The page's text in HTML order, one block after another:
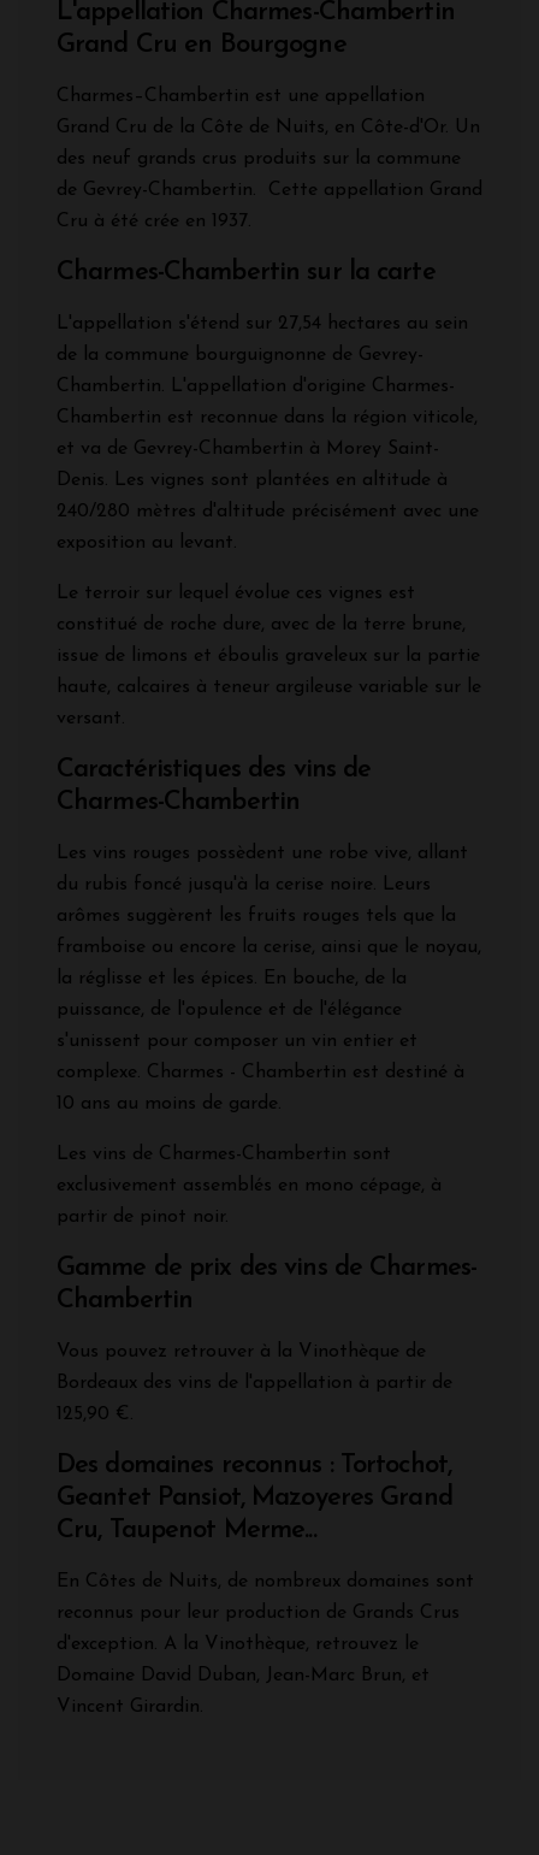
L'appellation Charmes-Chambertin
Grand Cru en Bourgogne
Charmes–Chambertin est une appellation
Grand Cru de la Côte de Nuits, en Côte-d'Or. Un
des neuf grands crus produits sur la commune
de Gevrey-Chambertin. Cette appellation Grand
Cru à été crée en 1937.
Charmes-Chambertin sur la carte
L'appellation s'étend sur 27,54 hectares au sein
de la commune bourguignonne de Gevrey-
Chambertin. L'appellation d'origine Charmes-
Chambertin est reconnue dans la région viticole,
et va de Gevrey-Chambertin à Morey Saint-
Denis. Les vignes sont plantées en altitude à
240/280 mètres d'altitude précisément avec une
exposition au levant.
Le terroir sur lequel évolue ces vignes est
constitué de roche dure, avec de la terre brune,
issue de limons et éboulis graveleux sur la partie
haute, calcaires à teneur argileuse variable sur le
versant.
Caractéristiques des vins de
Charmes-Chambertin
Les vins rouges possèdent une robe vive, allant
du rubis foncé jusqu'à la cerise noire. Leurs
arômes suggèrent les fruits rouges tels que la
framboise ou encore la cerise, ainsi que le noyau,
la réglisse et les épices. En bouche, de la
puissance, de l'opulence et de l'élégance
s'unissent pour composer un vin entier et
complexe. Charmes - Chambertin est destiné à
10 ans au moins de garde.
Les vins de Charmes-Chambertin sont
exclusivement assemblés en mono cépage, à
partir de pinot noir.
Gamme de prix des vins de Charmes-
Chambertin
Vous pouvez retrouver à la Vinothèque de
Bordeaux des vins de l'appellation à partir de
125,90 €.
Des domaines reconnus : Tortochot,
Geantet Pansiot, Mazoyeres Grand
Cru, Taupenot Merme...
En Côtes de Nuits, de nombreux domaines sont
reconnus pour leur production de Grands Crus
d'exception. A la Vinothèque, retrouvez le
Domaine David Duban, Jean-Marc Brun, et
Vincent Girardin.